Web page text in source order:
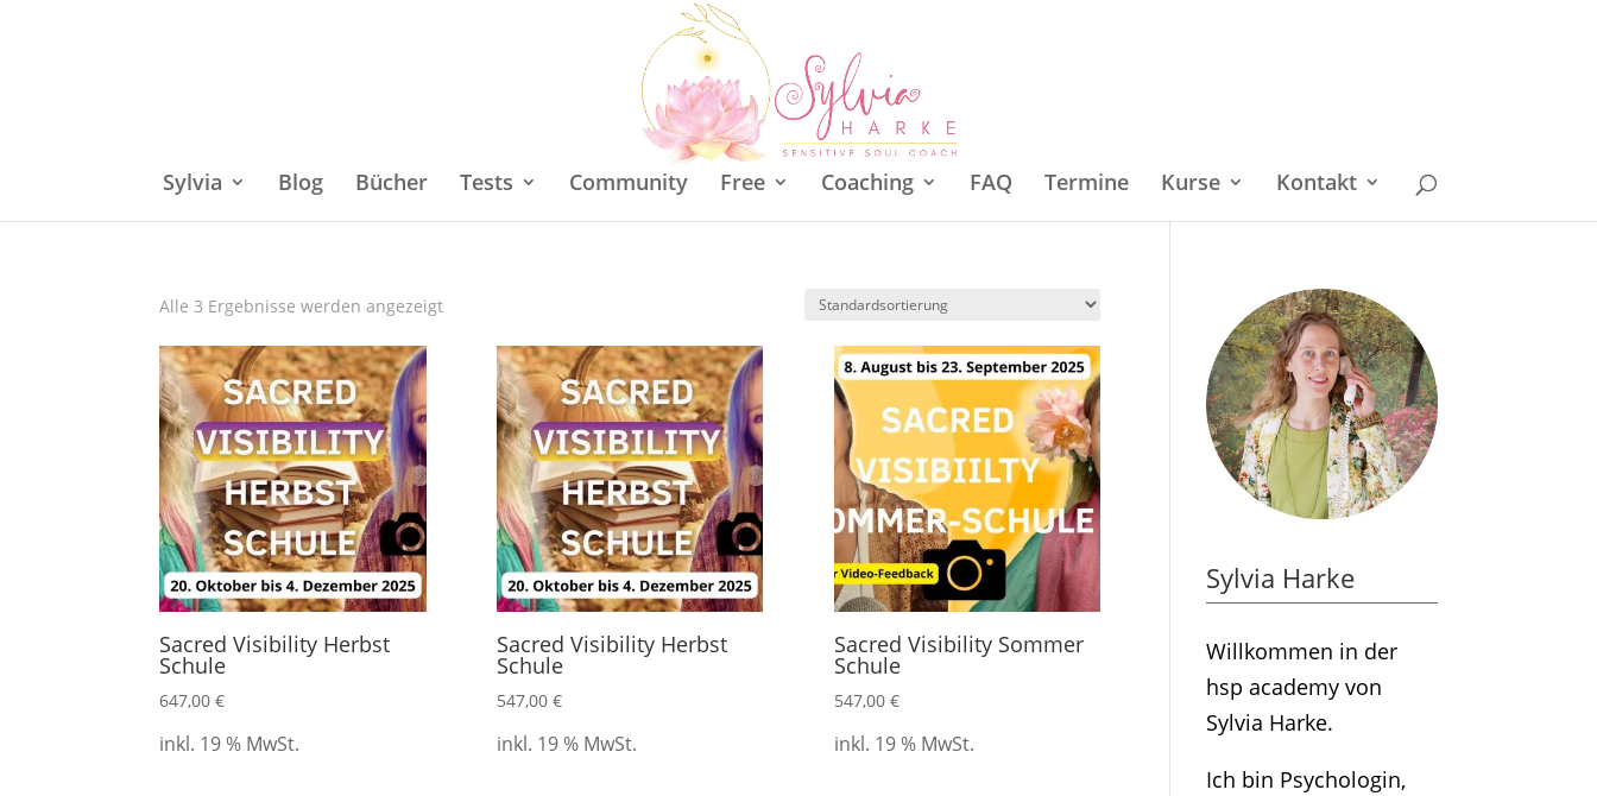
Sylvia Blog Bücher Tests Community Free Coaching FAQ Termine Kurse Kontakt
Alle 3 Ergebnisse werden angezeigt
Sacred Visibility Herbst
Schule
647,00€
inkl. 19 % MwSt.
Sacred Visibility Herbst
Schule
547,00 €
inkl. 19 % MwSt.
Sacred Visibility Sommer
Schule
547,00 €
inkl. 19 % MwSt.
Sylvia Harke
Willkommen in der
hsp academy von
Sylvia Harke.
Ich bin Psychologin,